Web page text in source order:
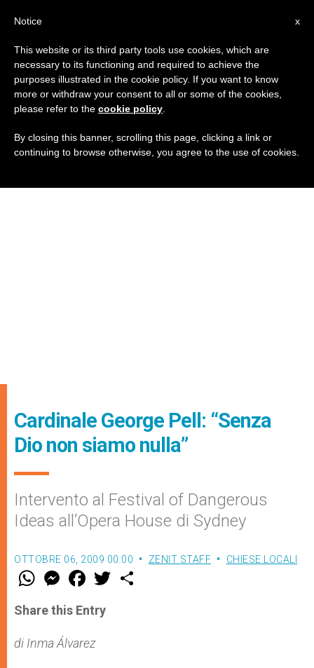
Cardinale George Pell: “Senza
Dio non siamo nulla”
Intervento al Festival of Dangerous
Ideas all’Opera House di Sydney
OTTOBRE 06, 2009 00:00 ZENIT STAFF CHIESE LOCALI
W
t
s
p
p
M
e
s
e
g
e
F
a
e
b
o
k
w
Share this Entry
di Inma Álvarez
x
Notice
This website or its third party tools use cookies, which are
necessary to its functioning and required to achieve the
purposes illustrated in the cookie policy. If you want to know
more or withdraw your consent to all or some of the cookies,
please refer to the cookie policy
By closing this banner, scrolling this page, clicking a link or
continuing to browse otherwise, you agree to the use of cookies.